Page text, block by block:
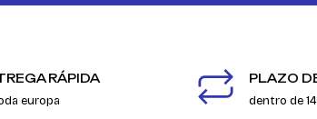
RÁPIDA
europa
PLAZO
dentro de